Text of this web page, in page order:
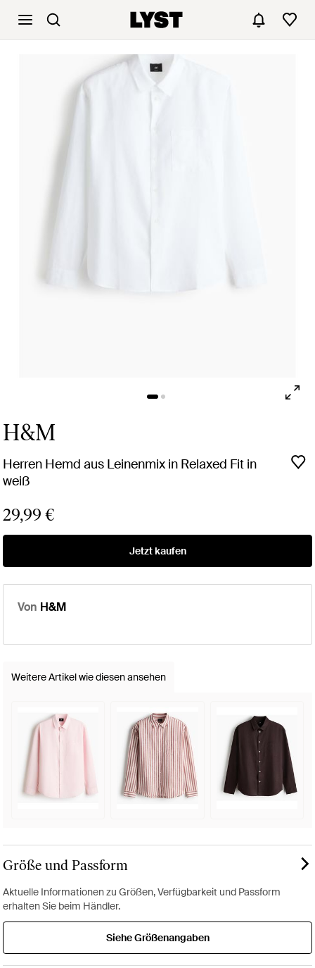
H&M
Herren Hemd aus Leinenmix in Relaxed Fit in
weiß
29,99 €
Jetzt kaufen
Von H&M
Weitere Artikel wie diesen ansehen
Größe und Passform
Aktuelle Informationen zu Größen, Verfügbarkeit und Passform
erhalten Sie beim Händler.
Siehe Größenangaben